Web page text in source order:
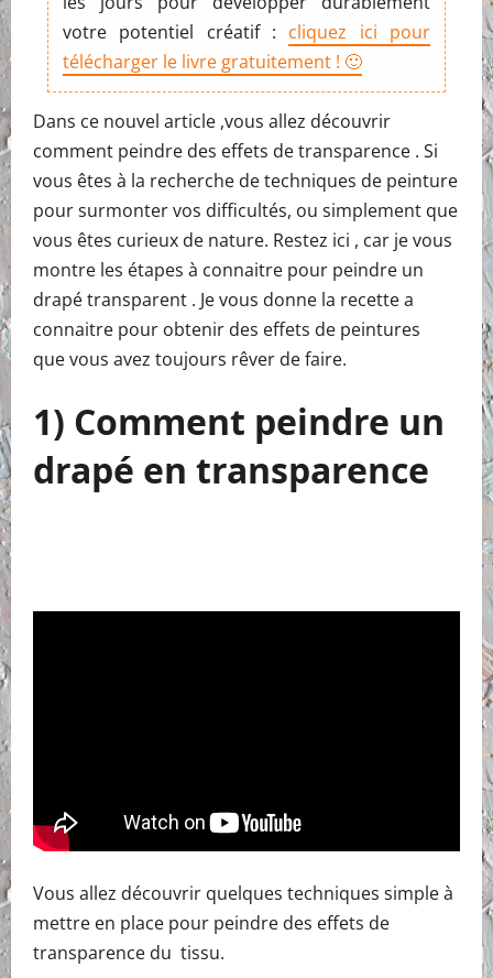
votre potentiel créatif : cliquez ici pour
télécharger le livre gratuitement ! 🙂
Dans ce nouvel article ,vous allez découvrir
comment peindre des effets de transparence . Si
vous êtes à la recherche de techniques de peinture
pour surmonter vos difficultés, ou simplement que
vous êtes curieux de nature. Restez ici , car je vous
montre les étapes à connaitre pour peindre un
drapé transparent . Je vous donne la recette a
connaitre pour obtenir des effets de peintures
que vous avez toujours rêver de faire.
1) Comment peindre un
drapé en transparence
Vous allez découvrir quelques techniques simple à
mettre en place pour peindre des effets de
transparence du tissu.